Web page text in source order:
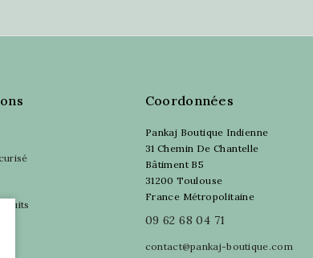
Coordonnées
Pankaj Boutique Indienne
31 Chemin De Chantelle
Bâtiment B5
31200 Toulouse
France Métropolitaine
09 62 68 04 71
contact@pankaj-boutique.com